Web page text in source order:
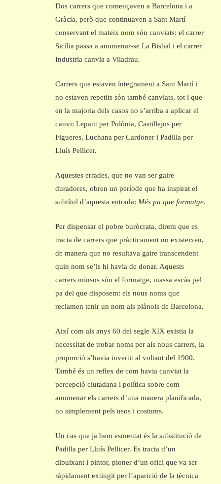
Dos carrers que començaven a Barcelona i a
Gràcia, però que continuaven a Sant Martí
conservant el mateix nom són canviats: el carrer
Sicília passa a anomenar-se La Bisbal i el carrer
Industria canvia a Viladrau.
Carrers que estaven íntegrament a Sant Martí i
no estaven repetits són també canviats, tot i que
en la majoria dels casos no s’arriba a aplicar el
canvi: Lepant per Polònia, Castillejos per
Figueres, Luchana per Cardoner i Padilla per
Lluís Pellicer.
Aquestes errades, que no van ser gaire
duradores, obren un període que ha inspirat el
subtítol d’aquesta entrada: Més pa que formatge.
Per dispensar el pobre buròcrata, direm que es
tracta de carrers que pràcticament no existeixen,
de manera que no resultava gaire transcendent
quin nom se’ls hi havia de donar. Aquests
carrers minsos són el formatge, massa escàs pel
pa del que disposem: els nous noms que
reclamen tenir un nom als plànols de Barcelona.
Així com als anys 60 del segle XIX existia la
necessitat de trobar noms per als nous carrers, la
proporció s’havia invertit al voltant del 1900.
També és un reflex de com havia canviat la
percepció ciutadana i política sobre com
anomenar els carrers d’una manera planificada,
no simplement pels usos i costums.
Un cas que ja hem esmentat és la substitució de
Padilla per Lluís Pellicer. Es tracta d’un
dibuixant i pintor, pioner d’un ofici que va ser
ràpidament extingit per l’aparició de la tècnica